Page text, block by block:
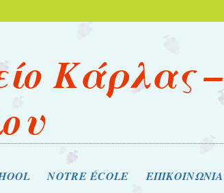
Κάρλας –
NOTRE ÉCOLE
ΕΠΙΚΟΙΝΩΝΙΑ